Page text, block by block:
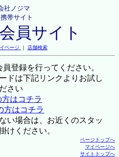
社ノジマ
帯サイト
員サイト
ページ ｜ 店舗検索
登録を行ってください。
ドは下記リンクよりお試し
さい
方はコチラ
方はコチラ
い場合は、お近くのスタッ
けください。
ページトップへ
マイページへ
サイトトップへ